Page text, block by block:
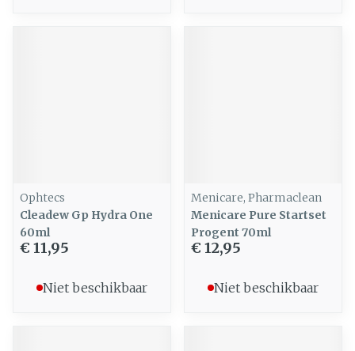
Ophtecs
Cleadew Gp Hydra One
60ml
€ 11,95
Niet beschikbaar
Menicare, Pharmaclean
Menicare Pure Startset
Progent 70ml
€ 12,95
Niet beschikbaar